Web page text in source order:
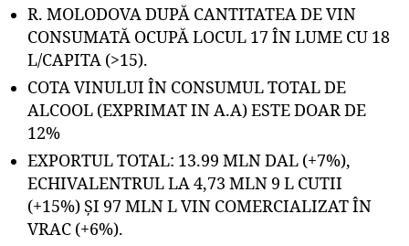
R. MOLODOVA DUPĂ CANTITATEA DE VIN
CONSUMATĂ OCUPĂ LOCUL 17 ÎN LUME CU 18
L/CAPITA (>15).
COTA VINULUI ÎN CONSUMUL TOTAL DE
ALCOOL (EXPRIMAT IN A.A) ESTE DOAR DE
12%
EXPORTUL TOTAL: 13.99 MLN DAL (+7%),
ECHIVALENTRUL LA 4,73 MLN 9 L CUTII
(+15%) ȘI 97 MLN L VIN COMERCIALIZAT ÎN
VRAC (+6%).